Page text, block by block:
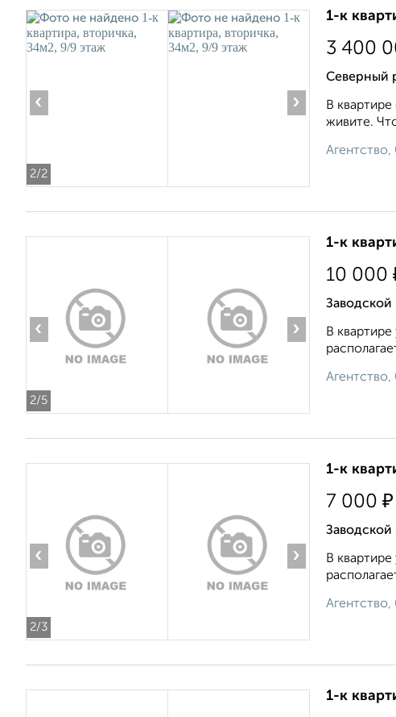
2/2
‹ ›
1-к
3 400
Северный
В
живите.
2/5
‹ ›
1-к
10 000
В
2/3
‹ ›
1-к
7 000 ₽
Заводской
В
1-к